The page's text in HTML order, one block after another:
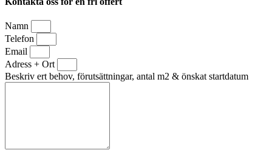
Namn
Telefon
Email
Adress + Ort
Beskriv ert behov, förutsättningar, antal m2 & önskat startdatum